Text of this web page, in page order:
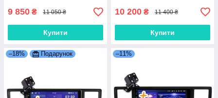
9 850 ₴ 11 050 ₴
Купити
10 200 ₴ 11 400 ₴
Купити
–18% Подарунок –11%